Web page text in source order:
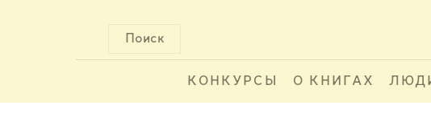
Поиск
КОНКУРСЫ О КНИГАХ